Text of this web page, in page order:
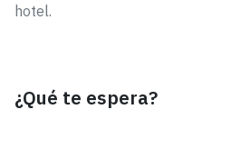
hotel.
¿Qué te espera?